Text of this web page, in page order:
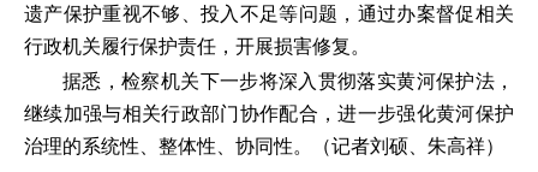
遗产保护重视不够、投入不足等问题，通过办案督促相关
行政机关履行保护责任，开展损害修复。
据悉，检察机关下一步将深入贯彻落实黄河保护法，
继续加强与相关行政部门协作配合，进一步强化黄河保护
治理的系统性、整体性、协同性。（记者刘硕、朱高祥）